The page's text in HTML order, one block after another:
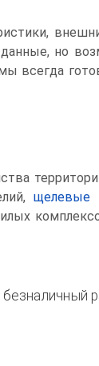
но
всегда
щелевые